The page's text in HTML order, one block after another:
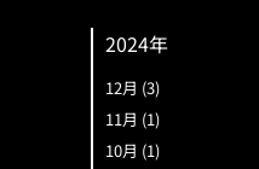
2024年
12月 (3)
11月 (1)
10月 (1)